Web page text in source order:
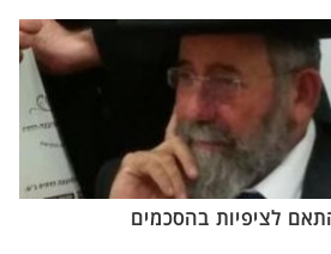
לציפיות בהסכמים